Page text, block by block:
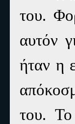
του.
αυτόν
ήταν η
του.